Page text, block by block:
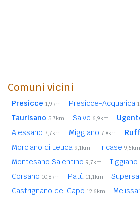
Comuni vicini
Presicce 1,9km Presicce-Acquarica
Taurisano 5,7km Salve 6,9km
Alessano 7,7km Miggiano 7,8km
Morciano di Leuca 9,1km Tricase 9,6km
Montesano Salentino 9,7km Tiggiano
Corsano 10,8km Patù 11,1km
Castrignano del Capo 12,6km